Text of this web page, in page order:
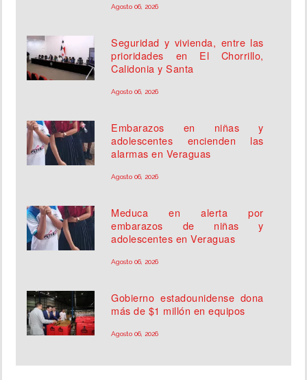
Agosto 06, 2026
Seguridad y vivienda, entre las
prioridades en El Chorrillo,
Calidonia y Santa
Agosto 06, 2026
Embarazos en niñas y
adolescentes encienden las
alarmas en Veraguas
Agosto 06, 2026
Meduca en alerta por
embarazos de niñas y
adolescentes en Veraguas
Agosto 06, 2026
Gobierno estadounidense dona
más de $1 millón en equipos
Agosto 06, 2026